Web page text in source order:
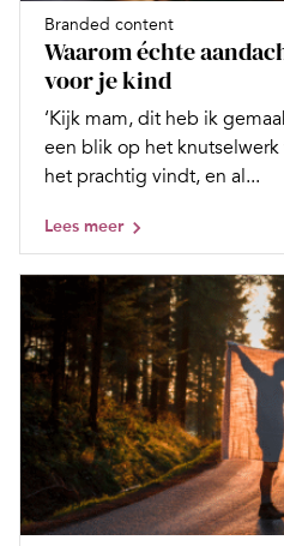
Branded content
Waarom échte
voor je kind
‘Kijk mam, dit heb ik
een blik op het
het prachtig vindt, en al...
Lees meer